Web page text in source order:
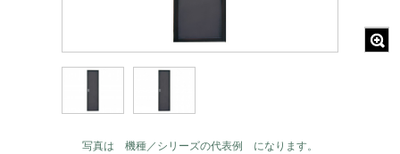
写真は 機種／シリーズの代表例 になります。